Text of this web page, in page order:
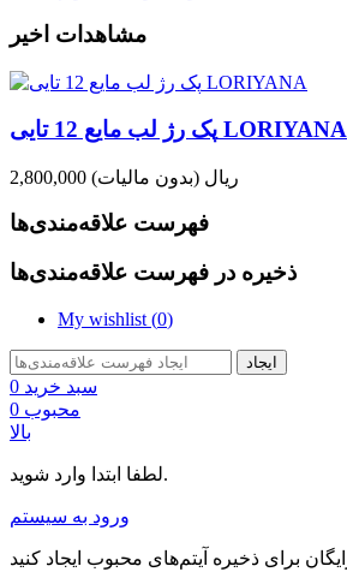
مشاهدات اخیر
پک رژ لب مایع 12 تایی LORIYANA
2,800,000 ریال (بدون مالیات)
فهرست علاقه‌مندی‌ها
ذخیره در فهرست علاقه‌مندی‌ها
My wishlist (0)
ایجاد
سبد خرید 0
محبوب 0
بالا
لطفا ابتدا وارد شوید.
ورود به سیستم